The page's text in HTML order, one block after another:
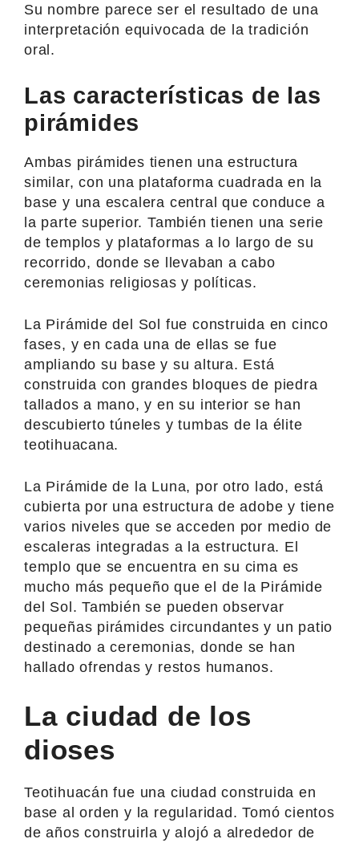
Su nombre parece ser el resultado de una
interpretación equivocada de la tradición
oral.
Las características de las
pirámides
Ambas pirámides tienen una estructura
similar, con una plataforma cuadrada en la
base y una escalera central que conduce a
la parte superior. También tienen una serie
de templos y plataformas a lo largo de su
recorrido, donde se llevaban a cabo
ceremonias religiosas y políticas.
La Pirámide del Sol fue construida en cinco
fases, y en cada una de ellas se fue
ampliando su base y su altura. Está
construida con grandes bloques de piedra
tallados a mano, y en su interior se han
descubierto túneles y tumbas de la élite
teotihuacana.
La Pirámide de la Luna, por otro lado, está
cubierta por una estructura de adobe y tiene
varios niveles que se acceden por medio de
escaleras integradas a la estructura. El
templo que se encuentra en su cima es
mucho más pequeño que el de la Pirámide
del Sol. También se pueden observar
pequeñas pirámides circundantes y un patio
destinado a ceremonias, donde se han
hallado ofrendas y restos humanos.
La ciudad de los
dioses
Teotihuacán fue una ciudad construida en
base al orden y la regularidad. Tomó cientos
de años construirla y alojó a alrededor de